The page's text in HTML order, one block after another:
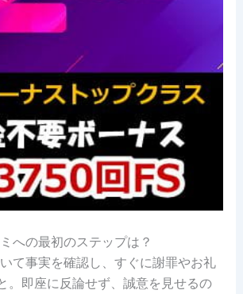
への最初のステップは？
て事実を確認し、すぐに謝罪やお礼
。即座に反論せず、誠意を見せるの